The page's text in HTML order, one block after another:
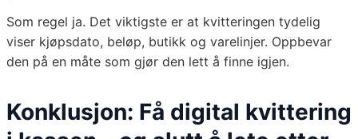
Som regel ja. Det viktigste er at kvitteringen tydelig
viser kjøpsdato, beløp, butikk og varelinjer. Oppbevar
den på en måte som gjør den lett å finne igjen.
Konklusjon: Få digital kvittering